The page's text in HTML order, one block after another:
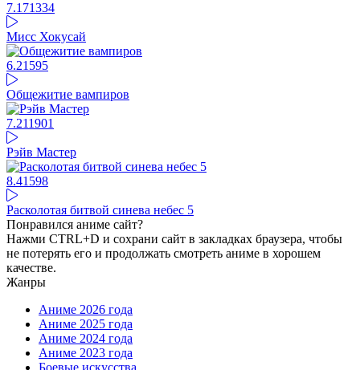
7.171334
Мисс Хокусай
6.21 595
Общежитие вампиров
7.211901
Рэйв Мастер
8.41 598
Расколотая битвой синева небес 5
Понравился аниме сайт?
Нажми CTRL+D и сохрани сайт в закладках браузера, чтобы
не потерять его и продолжать смотреть аниме в хорошем
качестве.
Жанры
Аниме 2026 года
Аниме 2025 года
Аниме 2024 года
Аниме 2023 года
Боевые искусства